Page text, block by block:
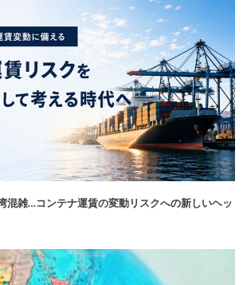
混雑…コンテナ運賃の変動リスクへの新しいヘッ